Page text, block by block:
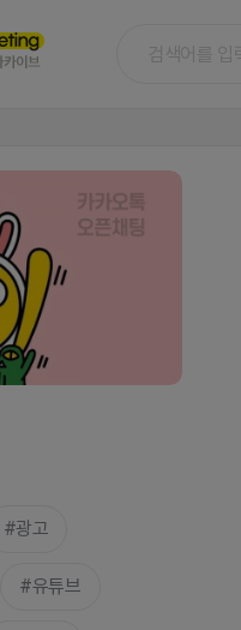
광고
유튜브